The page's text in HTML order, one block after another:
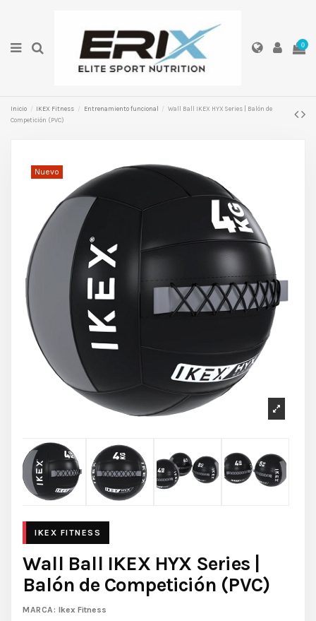
0
Inicio IKEX Fitness Entrenamiento funcional
Wall Ball IKEX HYX Series | Balón de
Competición (PVC)
Nuevo
Wall Ball IKEX HYX Series |
Balón de Competición (PVC)
MARCA: Ikex Fitness